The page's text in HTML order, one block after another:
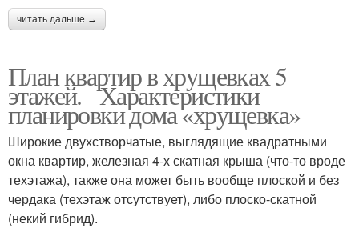
читать дальше →
План квартир в хрущевках 5
этажей. Характеристики
планировки дома «хрущевка»
Широкие двухстворчатые, выглядящие квадратными
окна квартир, железная 4-х скатная крыша (что-то вроде
техэтажа), также она может быть вообще плоской и без
чердака (техэтаж отсутствует), либо плоско-скатной
(некий гибрид).